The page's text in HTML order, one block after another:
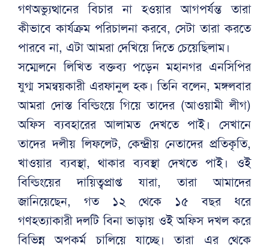
গণঅভ্যুত্থানের বিচার না হওয়ার আগপর্যন্ত তারা
কীভাবে কার্যক্রম পরিচালনা করবে, সেটা তারা করতে
পারবে না, এটা আমরা দেখিয়ে দিতে চেয়েছিলাম।
সম্মেলনে লিখিত বক্তব্য পড়েন মহানগর এনসিপির
যুগ্ম সমন্বয়কারী এরফানুল হক। তিনি বলেন, মঙ্গলবার
আমরা দোস্ত বিল্ডিংয়ে গিয়ে তাদের (আওয়ামী লীগ)
অফিস ব্যবহারের আলামত দেখতে পাই। সেখানে
তাদের দলীয় লিফলেট, কেন্দ্রীয় নেতাদের প্রতিকৃতি,
খাওয়ার ব্যবস্থা, থাকার ব্যবস্থা দেখতে পাই। ওই
বিল্ডিংয়ের দায়িত্বপ্রাপ্ত যারা, তারা আমাদের
জানিয়েছেন, গত ১২ থেকে ১৫ বছর ধরে
গণহত্যাকারী দলটি বিনা ভাড়ায় ওই অফিস দখল করে
বিভিন্ন অপকর্ম চালিয়ে যাচ্ছে। তারা এর থেকে